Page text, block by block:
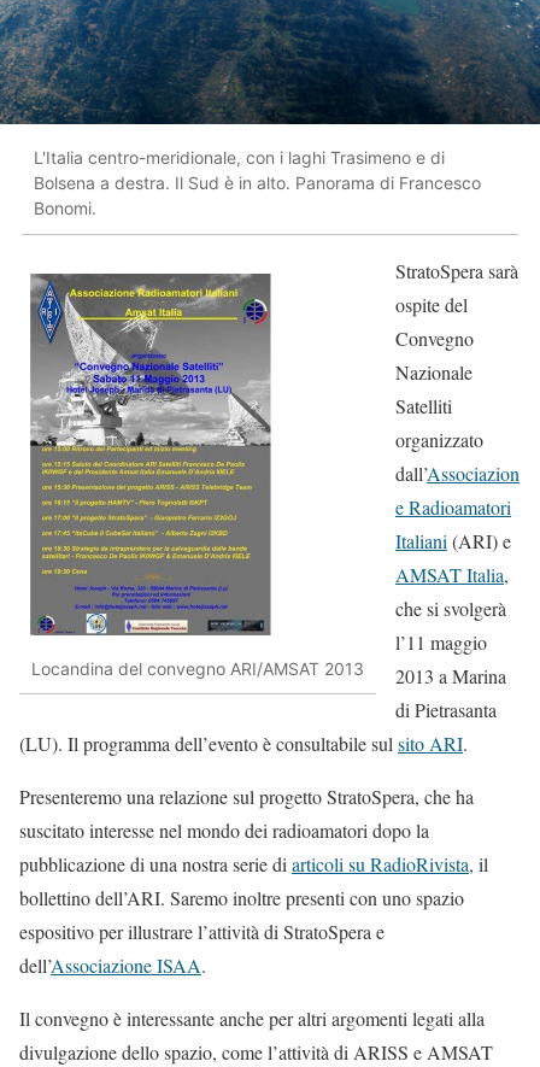
L'Italia centro-meridionale, con i laghi Trasimeno e di
Bolsena a destra. Il Sud è in alto. Panorama di Francesco
Bonomi.
Locandina del convegno ARI/AMSAT 2013
StratoSpera sarà
ospite del
Convegno
Nazionale
Satelliti
organizzato
dall’Associazion
e Radioamatori
Italiani (ARI) e
AMSAT Italia,
che si svolgerà
l’11 maggio
2013 a Marina
di Pietrasanta
(LU). Il programma dell’evento è consultabile sul sito ARI.
Presenteremo una relazione sul progetto StratoSpera, che ha
suscitato interesse nel mondo dei radioamatori dopo la
pubblicazione di una nostra serie di articoli su RadioRivista, il
bollettino dell’ARI. Saremo inoltre presenti con uno spazio
espositivo per illustrare l’attività di StratoSpera e
dell’Associazione ISAA.
Il convegno è interessante anche per altri argomenti legati alla
divulgazione dello spazio, come l’attività di ARISS e AMSAT